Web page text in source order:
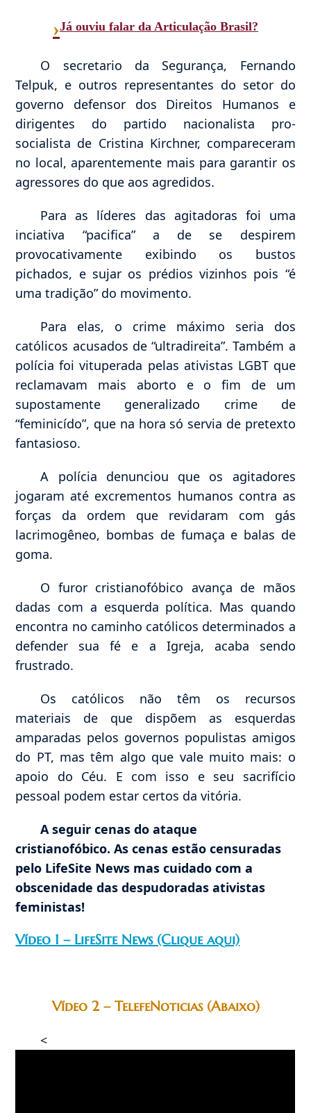
›Já ouviu falar da Articulação Brasil?
O secretario da Segurança, Fernando
Telpuk, e outros representantes do setor do
governo defensor dos Direitos Humanos e
dirigentes do partido nacionalista pro-
socialista de Cristina Kirchner, compareceram
no local, aparentemente mais para garantir os
agressores do que aos agredidos.
Para as líderes das agitadoras foi uma
inciativa “pacifica” a de se despirem
provocativamente exibindo os bustos
pichados, e sujar os prédios vizinhos pois “é
uma tradição” do movimento.
Para elas, o crime máximo seria dos
católicos acusados de “ultradireita”. Também a
polícia foi vituperada pelas ativistas LGBT que
reclamavam mais aborto e o fim de um
supostamente generalizado crime de
“feminicído”, que na hora só servia de pretexto
fantasioso.
A polícia denunciou que os agitadores
jogaram até excrementos humanos contra as
forças da ordem que revidaram com gás
lacrimogêneo, bombas de fumaça e balas de
goma.
O furor cristianofóbico avança de mãos
dadas com a esquerda política. Mas quando
encontra no caminho católicos determinados a
defender sua fé e a Igreja, acaba sendo
frustrado.
Os católicos não têm os recursos
materiais de que dispõem as esquerdas
amparadas pelos governos populistas amigos
do PT, mas têm algo que vale muito mais: o
apoio do Céu. E com isso e seu sacrifício
pessoal podem estar certos da vitória.
A seguir cenas do ataque
cristianofóbico. As cenas estão censuradas
pelo LifeSite News mas cuidado com a
obscenidade das despudoradas ativistas
feministas!
Vídeo 1 – LifeSite News (Clique aqui)
Vídeo 2 – TelefeNoticias (Abaixo)
<